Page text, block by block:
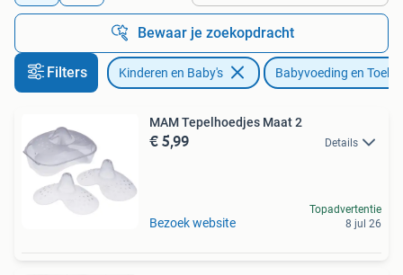
Bewaar je zoekopdracht
Filters Kinderen en Baby's Babyvoeding en
MAM Tepelhoedjes Maat 2
€ 5,99 Details
Bezoek website
Topadvertentie
8 jul 26